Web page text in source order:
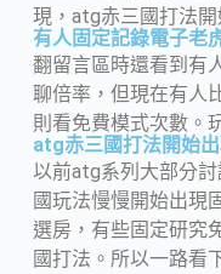
現，atg赤三國打法開
有人固定記錄電子老
翻留言區時還看到有
聊倍率，但現在有人
則看免費模式次數。
atg赤三國打法開始
以前atg系列大部分
國玩法慢慢開始出現
選房，有些固定研究
國打法。所以一路看